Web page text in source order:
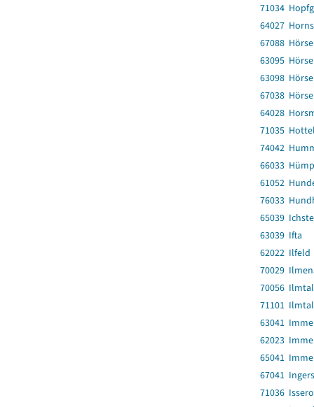
71034
64027
67088
63095
63098
67038
64028
71035
74042
66033
61052
76033
65039
63039 Ifta
62022 Ilfeld
70029
70056 Ilmtal
71101
63041
62023
65041
67041
71036